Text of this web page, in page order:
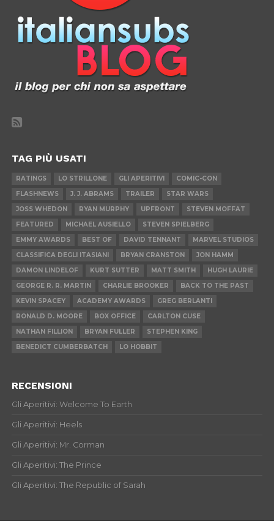
TAG PIÙ USATI
RATINGS LO STRILLONE GLI APERITIVI
COMIC-CON
FLASHNEWS
J. J. ABRAMS TRAILER
STAR WARS
JOSS WHEDON
RYAN MURPHY UPFRONT
STEVEN MOFFAT
FEATURED
MICHAEL AUSIELLO
STEVEN SPIELBERG
EMMY AWARDS
BEST OF DAVID TENNANT
MARVEL STUDIOS
CLASSIFICA DEGLI ITASIANI
BRYAN CRANSTON
JON HAMM
DAMON LINDELOF
KURT SUTTER MATT SMITH
HUGH LAURIE
GEORGE R. R. MARTIN
CHARLIE BROOKER
BACK TO THE PAST
KEVIN SPACEY
ACADEMY AWARDS
GREG BERLANTI
RONALD D. MOORE
BOX OFFICE
CARLTON CUSE
NATHAN FILLION
BRYAN FULLER
STEPHEN KING
BENEDICT CUMBERBATCH
LO HOBBIT
RECENSIONI
Gli Aperitivi: Welcome To Earth
Gli Aperitivi: Heels
Gli Aperitivi: Mr. Corman
Gli Aperitivi: The Prince
Gli Aperitivi: The Republic of Sarah